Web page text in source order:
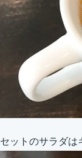
セットのサラダは